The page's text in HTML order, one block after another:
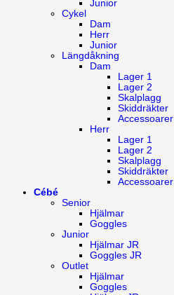
Junior
Cykel
Dam
Herr
Junior
Längdåkning
Dam
Lager 1
Lager 2
Skalplagg
Skiddräkter
Accessoarer
Herr
Lager 1
Lager 2
Skalplagg
Skiddräkter
Accessoarer
Cébé
Senior
Hjälmar
Goggles
Junior
Hjälmar JR
Goggles JR
Outlet
Hjälmar
Goggles